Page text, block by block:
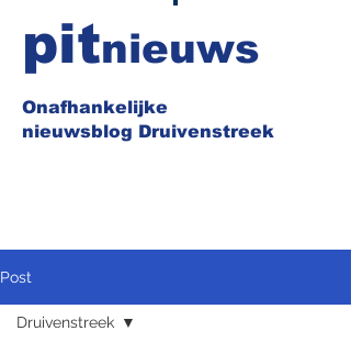
Onafhankelijke
nieuwsblog Druivenstreek
pitnieuws
Post
Druivenstreek